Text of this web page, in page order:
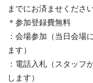
までにお済ませください
＊参加登録費無料
：会場参加（当日会場
ます）
：電話入札（スタッフ
します）